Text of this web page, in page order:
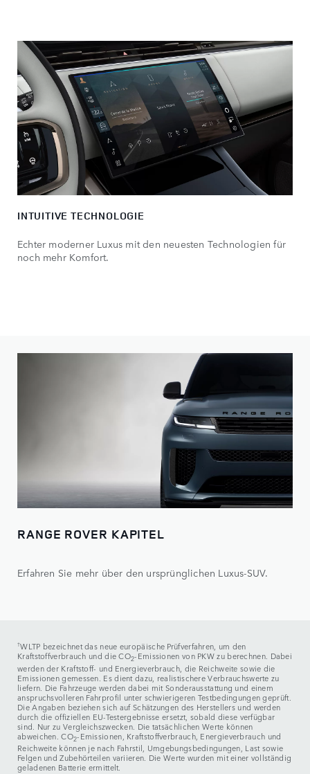
INTUITIVE TECHNOLOGIE
Echter moderner Luxus mit den neuesten Technologien für
noch mehr Komfort.
RANGE ROVER KAPITEL
Erfahren Sie mehr über den ursprünglichen Luxus-SUV.
†WLTP bezeichnet das neue europäische Prüfverfahren, um den
Kraftstoffverbrauch und die CO2-Emissionen von PKW zu berechnen. Dabei
werden der Kraftstoff- und Energieverbrauch, die Reichweite sowie die
Emissionen gemessen. Es dient dazu, realistischere Verbrauchswerte zu
liefern. Die Fahrzeuge werden dabei mit Sonderausstattung und einem
anspruchsvolleren Fahrprofil unter schwierigeren Testbedingungen geprüft.
Die Angaben beziehen sich auf Schätzungen des Herstellers und werden
durch die offiziellen EU-Testergebnisse ersetzt, sobald diese verfügbar
sind. Nur zu Vergleichszwecken. Die tatsächlichen Werte können
abweichen. CO2-Emissionen, Kraftstoffverbrauch, Energieverbrauch und
Reichweite können je nach Fahrstil, Umgebungsbedingungen, Last sowie
Felgen und Zubehörteilen variieren. Die Werte wurden mit einer vollständig
geladenen Batterie ermittelt.